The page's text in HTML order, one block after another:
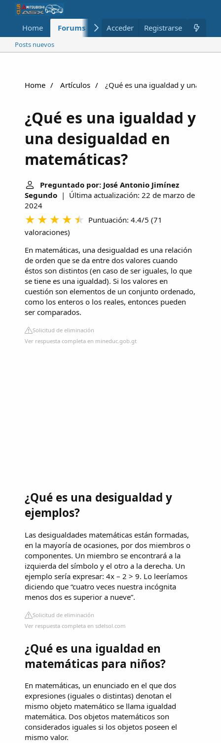
Home Forums Nuevo Miembros
Acceder Registrarse
Posts nuevos
Home Artículos ¿Qué es una igualdad y una
¿Qué es una igualdad y
una desigualdad en
matemáticas?
Preguntado por: José Antonio Jimínez
Segundo | Última actualización: 22 de marzo de
2024
Puntuación: 4.4/5 (71
valoraciones)
En matemáticas, una desigualdad es una relación
de orden que se da entre dos valores cuando
éstos son distintos (en caso de ser iguales, lo que
se tiene es una igualdad). Si los valores en
cuestión son elementos de un conjunto ordenado,
como los enteros o los reales, entonces pueden
ser comparados.
Solicitud de eliminación
Ver respuesta completa en mineduc.gob.gt
¿Qué es una desigualdad y
ejemplos?
Las desigualdades matemáticas están formadas,
en la mayoría de ocasiones, por dos miembros o
componentes. Un miembro se encontrará a la
izquierda del símbolo y el otro a la derecha. Un
ejemplo sería expresar: 4x – 2 > 9. Lo leeríamos
diciendo que “cuatro veces nuestra incógnita
menos dos es superior a nueve”.
Solicitud de eliminación
Ver respuesta completa en sdelsol.com
¿Qué es una igualdad en
matemáticas para niños?
En matemáticas, un enunciado en el que dos
expresiones (iguales o distintas) denotan el
mismo objeto matemático se llama igualdad
matemática. Dos objetos matemáticos son
considerados iguales si los objetos poseen el
mismo valor.